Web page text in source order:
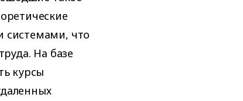
системами, что
На базе
курсы